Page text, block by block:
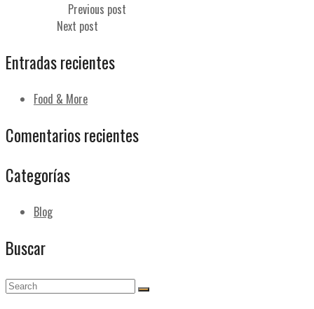
Previous post
Next post
Entradas recientes
Food & More
Comentarios recientes
Categorías
Blog
Buscar